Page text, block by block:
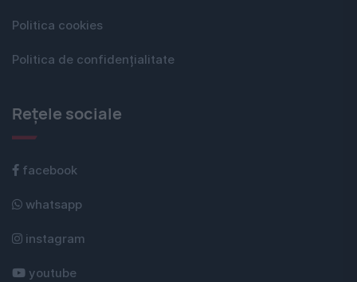
Politica cookies
Politica de confidențialitate
Rețele sociale
facebook
whatsapp
instagram
youtube